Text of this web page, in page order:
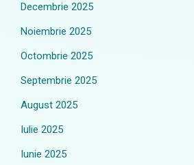
Decembrie 2025
Noiembrie 2025
Octombrie 2025
Septembrie 2025
August 2025
Iulie 2025
Iunie 2025